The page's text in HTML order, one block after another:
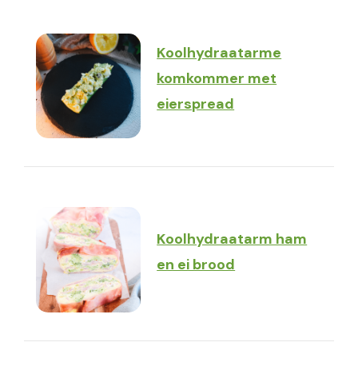
Koolhydraatarme
komkommer met
eierspread
Koolhydraatarm ham
en ei brood